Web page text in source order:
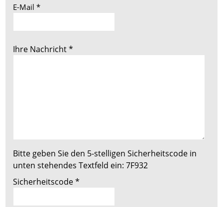
E-Mail*
Ihre Nachricht*
Bitte geben Sie den 5-stelligen Sicherheitscode in
unten stehendes Textfeld ein:7F932
Sicherheitscode*